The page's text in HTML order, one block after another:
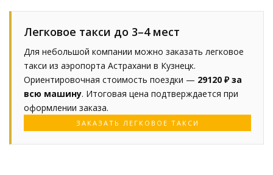
Легковое такси до 3–4 мест
Для небольшой компании можно заказать легковое
такси из аэропорта Астрахани в Кузнецк.
Ориентировочная стоимость поездки — 29120 ₽ за
всю машину. Итоговая цена подтверждается при
оформлении заказа.
ЗАКАЗАТЬ ЛЕГКОВОЕ ТАКСИ